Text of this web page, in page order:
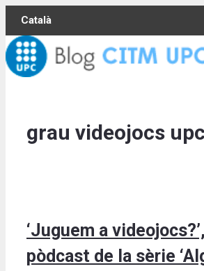
Skip
content
Català
grau videojocs upc
‘Juguem a
pòdcast de la sèrie